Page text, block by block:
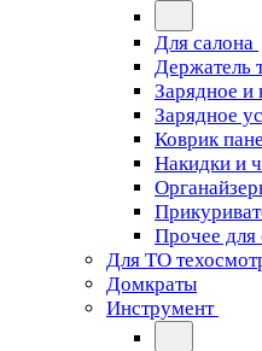
Для салона
Держатель
Зарядное и
Зарядное
Коврик
Накидки и
Прочее для
Для ТО
Домкраты
Инструмент